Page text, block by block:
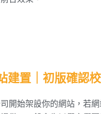
建置｜初版確認
開始架設你的網站，若